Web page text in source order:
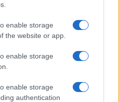
enable storage
the website or app.
enable storage
enable storage
authentication
i fondatori restano